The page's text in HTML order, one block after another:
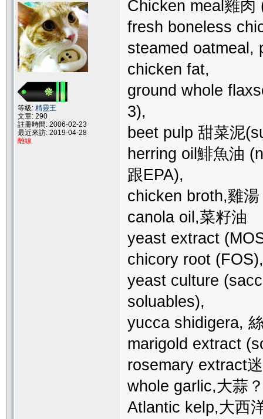
等級: 精靈王
文章: 290
註冊時間: 2006-02-23
最近來訪: 2019-04-28
離線
Chicken meal雞肉
fresh boneless
steamed oatmeal,
chicken fat,
ground whole
3),
beet pulp 甜菜泥
herring oil鯡魚油
跟EPA),
chicken broth,雞湯
canola oil,菜籽油
yeast extract
chicory root (FOS),
yeast culture
soluables),
yucca shidigera,
marigold extract
rosemary extract
whole garlic,大蒜
Atlantic kelp,大西